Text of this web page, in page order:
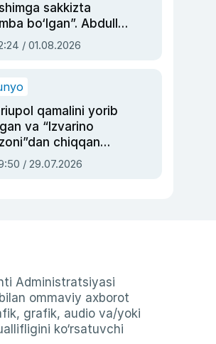
sakkizta
bo‘lgan”. Abdulla
siyosiy
asrab
/ 01.08.2026
qamalini yorib
va “Izvarino
chiqqan
— Ukraina
bosh
/ 29.07.2026
Administratsiyasi
ommaviy axborot
grafik, audio va/yoki
ko‘rsatuvchi